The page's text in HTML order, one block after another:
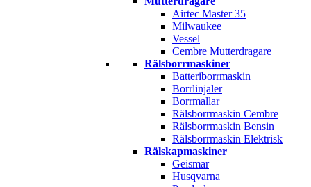
Airtec Master 35
Milwaukee
Vessel
Cembre Mutterdragare
Rälsborrmaskiner
Batteriborrmaskin
Borrlinjaler
Borrmallar
Rälsborrmaskin Cembre
Rälsborrmaskin Bensin
Rälsborrmaskin Elektrisk
Rälskapmaskiner
Geismar
Husqvarna